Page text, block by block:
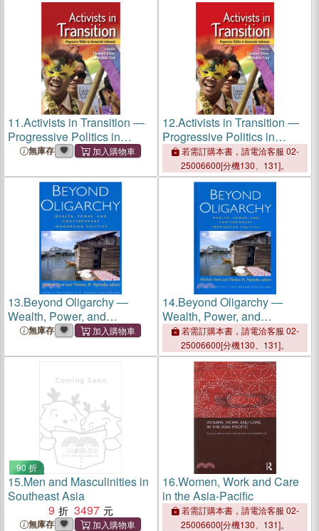
11.Activists in Transition ―
Progressive Politics in
Democratic Indonesia
無庫存
12.Activists in Transition ―
Progressive Politics in
Democratic Indonesia
若需訂購本書，請電洽客服 02-
25006600[分機130、131]。
13.Beyond Oligarchy ―
Wealth, Power, and
Contemporary Indonesian
無庫存
14.Beyond Oligarchy ―
Wealth, Power, and
Contemporary Indonesian
Politics
若需訂購本書，請電洽客服 02-
25006600[分機130、131]。
90 折
15.Men and Masculinities in
Southeast Asia
9
3497
無庫存
16.Women, Work and Care
in the Asia-Pacific
若需訂購本書，請電洽客服 02-
25006600[分機130、131]。